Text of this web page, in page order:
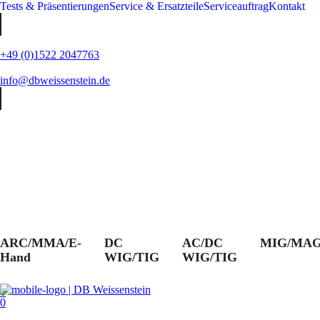
Tests & PräsentierungenService & ErsatzteileServiceauftragKontakt
+49 (0)1522 2047763
info@dbweissenstein.de
ARC/MMA/E-
Hand
DC
WIG/TIG
AC/DC
WIG/TIG
MIG/
0
0